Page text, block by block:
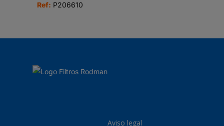
Ref: P206610
Aviso legal